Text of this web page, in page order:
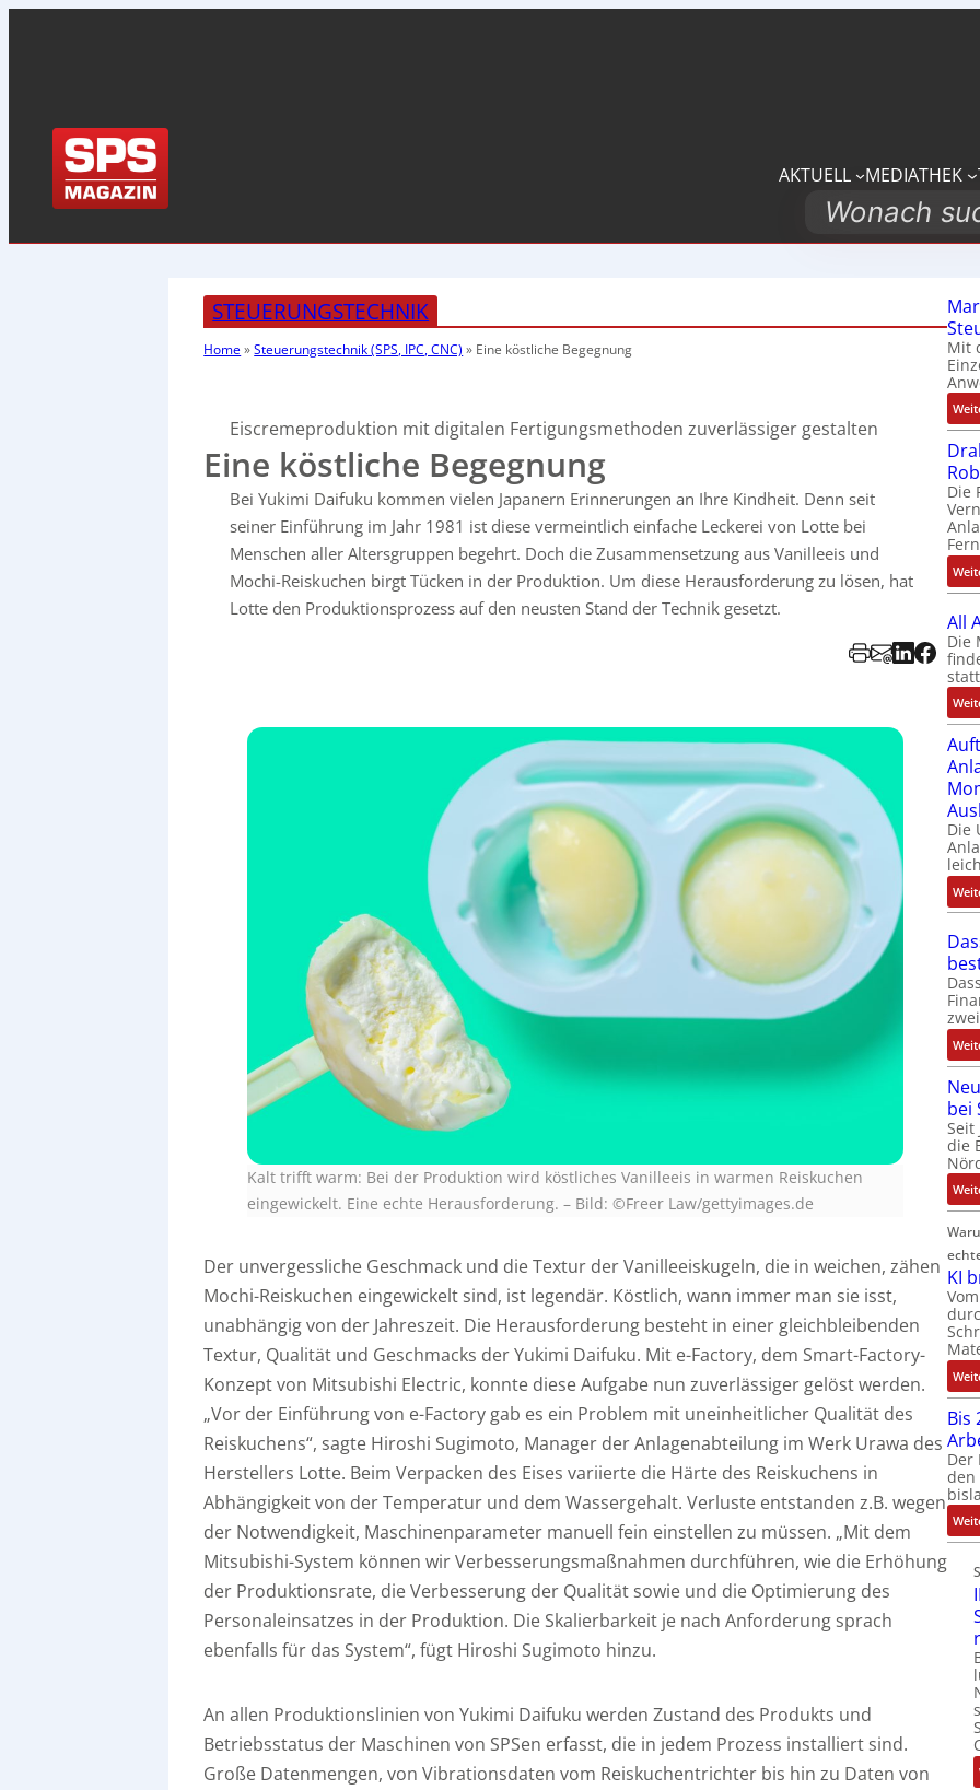
AKTUELL MEDIATHEK
Search
STEUERUNGSTECHNIK
Home»Steuerungstechnik (SPS, IPC, CNC) » Eine köstliche Begegnung
Eiscremeproduktion mit digitalen Fertigungsmethoden zuverlässiger gestalten
Eine köstliche Begegnung
Bei Yukimi Daifuku kommen vielen Japanern Erinnerungen an Ihre Kindheit. Denn seit
seiner Einführung im Jahr 1981 ist diese vermeintlich einfache Leckerei von Lotte bei
Menschen aller Altersgruppen begehrt. Doch die Zusammensetzung aus Vanilleeis und
Mochi-Reiskuchen birgt Tücken in der Produktion. Um diese Herausforderung zu lösen, hat
Lotte den Produktionsprozess auf den neusten Stand der Technik gesetzt.
Kalt trifft warm: Bei der Produktion wird köstliches Vanilleeis in warmen Reiskuchen
eingewickelt. Eine echte Herausforderung.– Bild: ©Freer Law/gettyimages.de
Der unvergessliche Geschmack und die Textur der Vanilleeiskugeln, die in weichen, zähen
Mochi-Reiskuchen eingewickelt sind, ist legendär. Köstlich, wann immer man sie isst,
unabhängig von der Jahreszeit. Die Herausforderung besteht in einer gleichbleibenden
Textur, Qualität und Geschmacks der Yukimi Daifuku. Mit e-Factory, dem Smart-Factory-
Konzept von Mitsubishi Electric, konnte diese Aufgabe nun zuverlässiger gelöst werden.
„Vor der Einführung von e-Factory gab es ein Problem mit uneinheitlicher Qualität des
Reiskuchens“, sagte Hiroshi Sugimoto, Manager der Anlagenabteilung im Werk Urawa des
Herstellers Lotte. Beim Verpacken des Eises variierte die Härte des Reiskuchens in
Abhängigkeit von der Temperatur und dem Wassergehalt. Verluste entstanden z.B. wegen
der Notwendigkeit, Maschinenparameter manuell fein einstellen zu müssen. „Mit dem
Mitsubishi-System können wir Verbesserungsmaßnahmen durchführen, wie die Erhöhung
der Produktionsrate, die Verbesserung der Qualität sowie und die Optimierung des
Personaleinsatzes in der Produktion. Die Skalierbarkeit je nach Anforderung sprach
ebenfalls für das System“, fügt Hiroshi Sugimoto hinzu.
An allen Produktionslinien von Yukimi Daifuku werden Zustand des Produkts und
Betriebsstatus der Maschinen von SPSen erfasst, die in jedem Prozess installiert sind.
Große Datenmengen, von Vibrationsdaten vom Reiskuchentrichter bis hin zu Daten von
Mit
Die
All
Die
Die
bei
Seit
die
KI
Bis
Der
den